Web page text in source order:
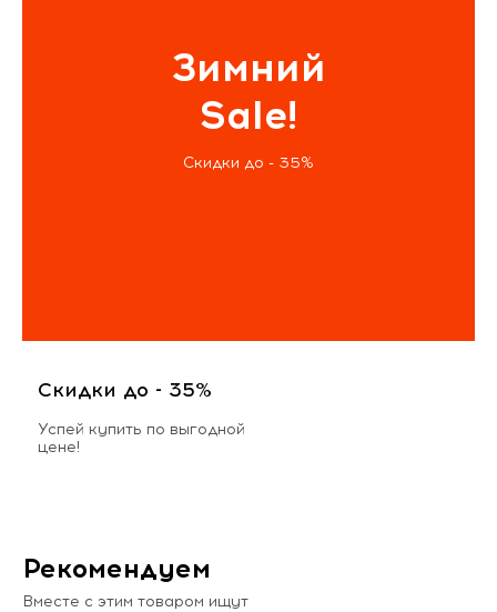
Зимний
Sale!
Скидки до - 35%
Скидки до - 35%
Успей купить по выгодной
цене!
Рекомендуем
Вместе с этим товаром ищут